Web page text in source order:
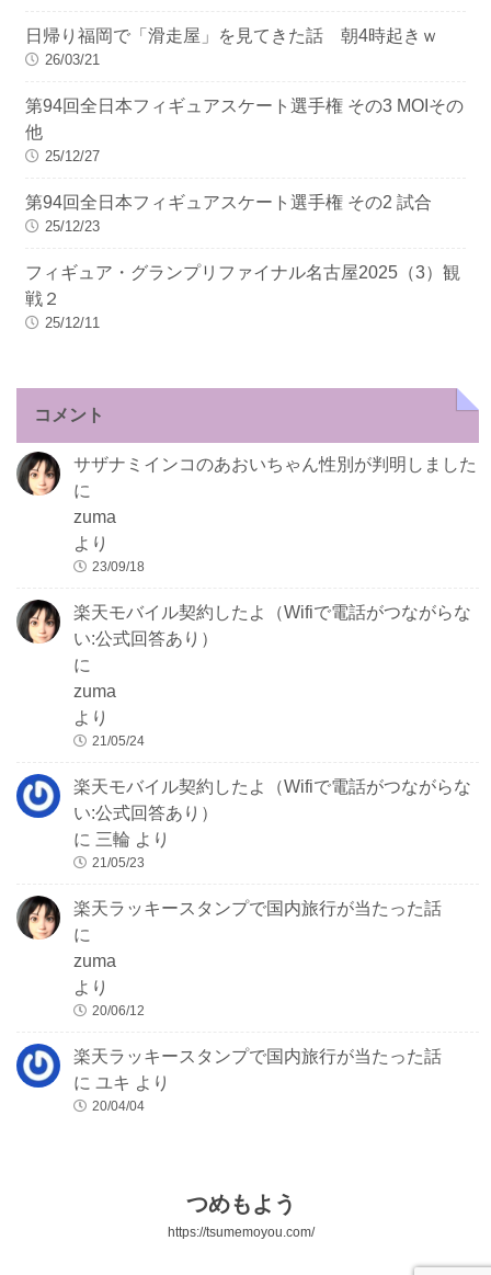
日帰り福岡で「滑走屋」を見てきた話 朝4時起きｗ
26/03/21
第94回全日本フィギュアスケート選手権 その3 MOIその
他
25/12/27
第94回全日本フィギュアスケート選手権 その2 試合
25/12/23
フィギュア・グランプリファイナル名古屋2025（3）観
戦２
25/12/11
コメント
サザナミインコのあおいちゃん性別が判明しました
に
zuma
より
23/09/18
楽天モバイル契約したよ（Wifiで電話がつながらな
い:公式回答あり）
に
zuma
より
21/05/24
楽天モバイル契約したよ（Wifiで電話がつながらな
い:公式回答あり）
に 三輪 より
21/05/23
楽天ラッキースタンプで国内旅行が当たった話
に
zuma
より
20/06/12
楽天ラッキースタンプで国内旅行が当たった話
にユキ より
20/04/04
つめもよう
https://tsumemoyou.com/